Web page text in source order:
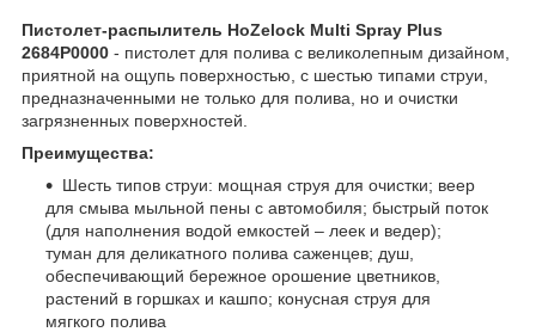
Пистолет-распылитель HoZelock Мulti Spray Plus
2684P0000 - пистолет для полива с великолепным дизайном,
приятной на ощупь поверхностью, с шестью типами струи,
предназначенными не только для полива, но и очистки
загрязненных поверхностей.
Преимущества:
Шесть типов струи: мощная струя для очистки; веер
для смыва мыльной пены с автомобиля; быстрый поток
(для наполнения водой емкостей – леек и ведер);
туман для деликатного полива саженцев; душ,
обеспечивающий бережное орошение цветников,
растений в горшках и кашпо; конусная струя для
мягкого полива